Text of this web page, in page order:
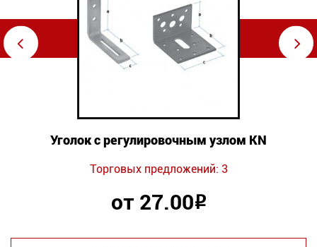
⇦
Уголок с регулировочным узлом KN
Торговых предложений: 3
от 27.00Р
⇨